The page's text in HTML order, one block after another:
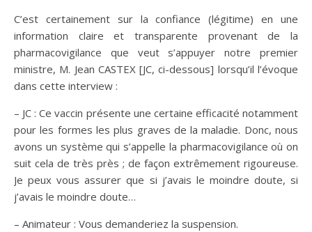
C’est certainement sur la confiance (légitime) en une
information claire et transparente provenant de la
pharmacovigilance que veut s’appuyer notre premier
ministre, M. Jean CASTEX [JC, ci-dessous] lorsqu’il l’évoque
dans cette interview :
– JC : Ce vaccin présente une certaine efficacité notamment
pour les formes les plus graves de la maladie. Donc, nous
avons un système qui s’appelle la pharmacovigilance où on
suit cela de très près ; de façon extrêmement rigoureuse.
Je peux vous assurer que si j’avais le moindre doute, si
j’avais le moindre doute…
– Animateur : Vous demanderiez la suspension.